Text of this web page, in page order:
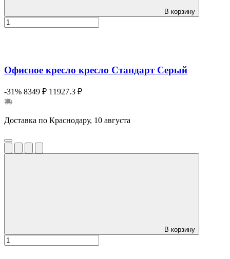
В корзину
Офисное кресло кресло Стандарт Серый
-31% 8349 ₽ 11927.3 ₽
Доставка по Краснодару, 10 августа
В корзину